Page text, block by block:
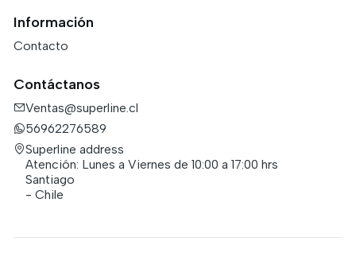
Información
Contacto
Contáctanos
Ventas@superline.cl
56962276589
Superline address
Atención: Lunes a Viernes de 10:00 a 17:00 hrs
Santiago
- Chile